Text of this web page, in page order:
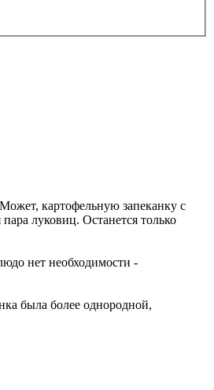
картофельную запеканку с
луковиц. Останется только
нет необходимости -
была более однородной,